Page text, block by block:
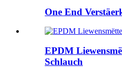
One End
EPDM
Schlauch